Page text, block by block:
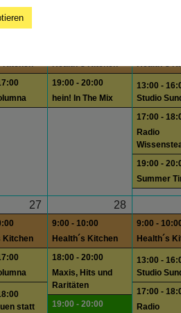
20
Kitchen
Health´s Kitchen
19:00 - 20:00
hein! In The Mix
Health´s
13:00 -
Studio
17:00 -
Radio
19:00 -
Summer
27
Kitchen
statt
28
9:00 - 10:00
Health´s Kitchen
18:00 - 20:00
Maxis, Hits und
Raritäten
19:00 - 20:00
9:00 -
Health´s
13:00 -
Studio
17:00 -
Radio